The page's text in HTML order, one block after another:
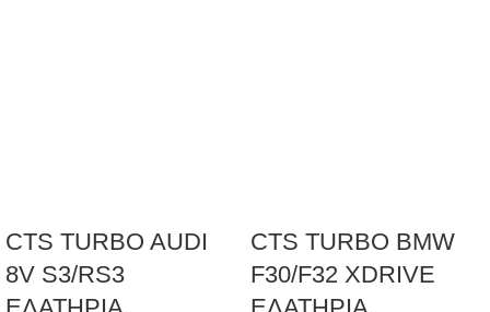
CTS TURBO AUDI
8V S3/RS3
CTS TURBO BMW
F30/F32 XDRIVE